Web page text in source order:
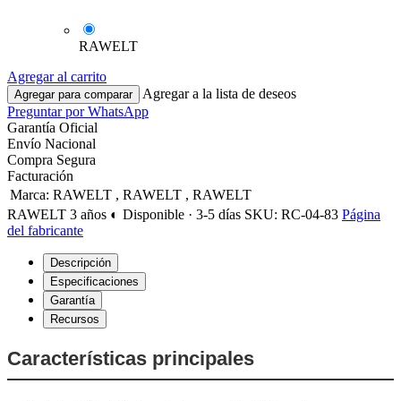
RAWELT
Agregar al carrito
Agregar para comparar
Agregar a la lista de deseos
Preguntar por WhatsApp
Garantía Oficial
Envío Nacional
Compra Segura
Facturación
Marca: RAWELT , RAWELT , RAWELT
RAWELT 3 años ◐ Disponible · 3-5 días SKU: RC-04-83 Página
del fabricante
Descripción
Especificaciones
Garantía
Recursos
Características principales